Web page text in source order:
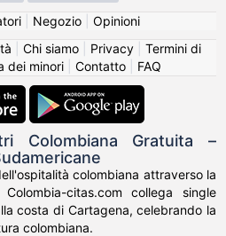
| Negozio| Opinioni
Chi siamo| Privacy| Termini di
dei minori| Contatto| FAQ
Colombiana Gratuita –
colombiana attraverso la
citas.com collega single
costa di Cartagena, celebrando la
colombiana.